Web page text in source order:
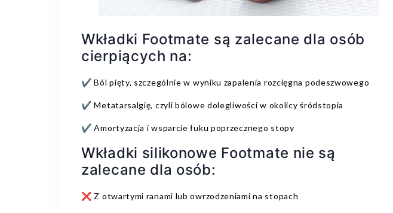
Wkładki Footmate są zalecane dla osób
cierpiących na:
✔️ Ból pięty, szczególnie w wyniku zapalenia rozcięgna podeszwowego
✔️ Metatarsalgię, czyli bólowe dolegliwości w okolicy śródstopia
✔️ Amortyzacja i wsparcie łuku poprzecznego stopy
Wkładki silikonowe Footmate nie są
zalecane dla osób:
❌ Z otwartymi ranami lub owrzodzeniami na stopach